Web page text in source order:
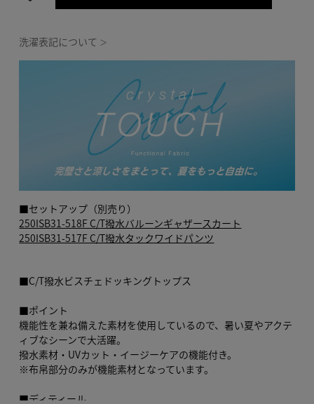
洗濯表記について ＞
■セットアップ（別売り）
250ISB31-518F C/T撥水バルーンギャザースカート
250ISB31-517F C/T撥水タックワイドパンツ
■C/T撥水ビスチェドッキングトップス
■ポイント
機能性を兼ね備えた素材を使用しているので、暑い夏やアクテ
ィブなシーンで大活躍。
撥水素材・UVカット・イージーケアの機能付き。
※布帛部分のみが機能素材となっています。
■ディティール